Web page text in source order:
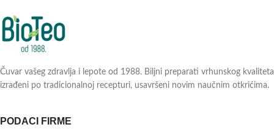
Čuvar vašeg zdravlja i lepote od 1988. Biljni preparati vrhunskog kvaliteta
izrađeni po tradicionalnoj recepturi, usavršeni novim naučnim otkrićima.
PODACI FIRME